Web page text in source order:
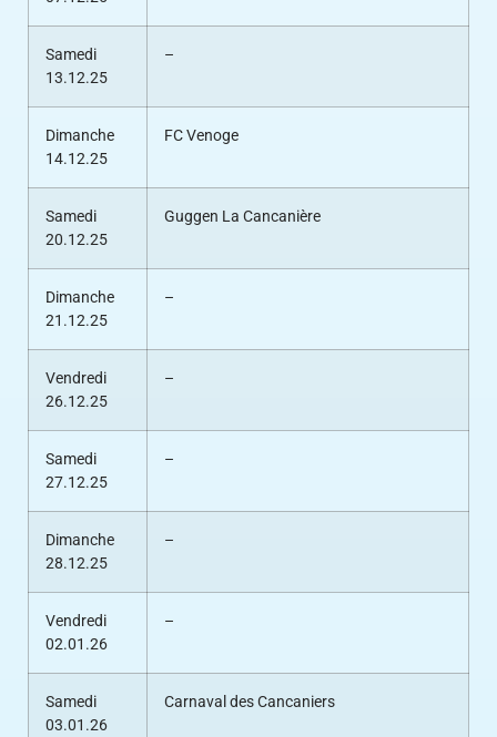
Samedi
13.12.25
–
Dimanche
14.12.25
FC Venoge
Samedi
20.12.25
Guggen La Cancanière
Dimanche
21.12.25
–
Vendredi
26.12.25
–
Samedi
27.12.25
–
Dimanche
28.12.25
–
Vendredi
02.01.26
–
Samedi
03.01.26
Carnaval des Cancaniers